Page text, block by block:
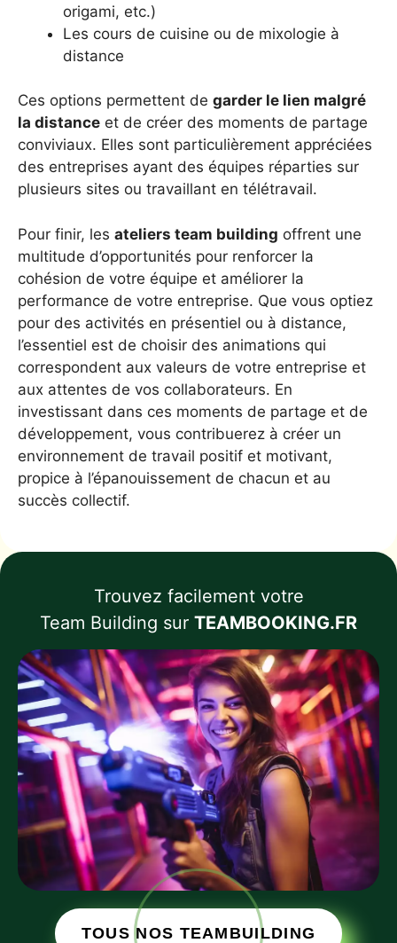
origami, etc.)
Les cours de cuisine ou de mixologie à
distance
Ces options permettent de garder le lien malgré
la distance et de créer des moments de partage
conviviaux. Elles sont particulièrement appréciées
des entreprises ayant des équipes réparties sur
plusieurs sites ou travaillant en télétravail.
Pour finir, les ateliers team building offrent une
multitude d’opportunités pour renforcer la
cohésion de votre équipe et améliorer la
performance de votre entreprise. Que vous optiez
pour des activités en présentiel ou à distance,
l’essentiel est de choisir des animations qui
correspondent aux valeurs de votre entreprise et
aux attentes de vos collaborateurs. En
investissant dans ces moments de partage et de
développement, vous contribuerez à créer un
environnement de travail positif et motivant,
propice à l’épanouissement de chacun et au
succès collectif.
Trouvez facilement votre
Team Building sur TEAMBOOKING.FR
TOUS NOS TEAMBUILDING